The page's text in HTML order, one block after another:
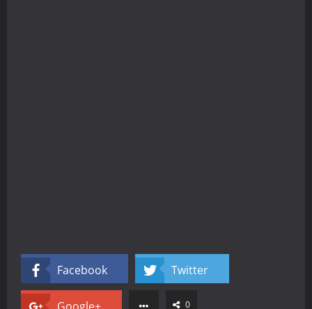
Facebook Twitter
0